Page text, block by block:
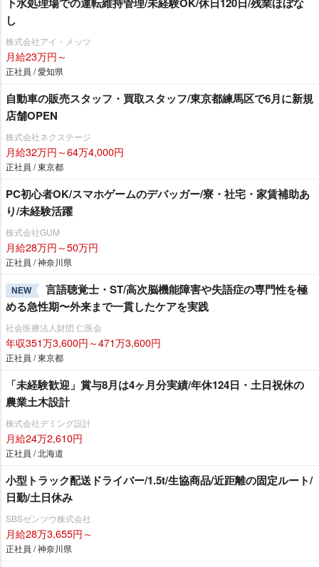
し
株式会社アイ・メッツ
月給23万円～
正社員 / 愛知県
自動車の販売スタッフ・買取スタッフ/東京都練馬区で6月に新規
店舗OPEN
株式会社ネクステージ
月給32万円～64万4,000円
正社員 / 東京都
PC初心者OK/スマホゲームのデバッガー/寮・社宅・家賃補助あ
り/未経験活躍
株式会社GUM
月給28万円～50万円
正社員 / 神奈川県
NEW
言語聴覚士・ST/高次脳機能障害や失語症の専門性を極
める急性期〜外来まで一貫したケアを実践
社会医療法人財団 仁医会
年収351万3,600円～471万3,600円
正社員 / 東京都
「未経験歓迎」賞与8月は4ヶ月分実績/年休124日・土日祝休の
農業土木設計
株式会社デミング設計
月給24万2,610円
正社員 / 北海道
小型トラック配送ドライバー/1.5t/生協商品/近距離の固定ルート/
日勤/土日休み
SBSゼンツウ株式会社
月給28万3,655円～
正社員 / 神奈川県